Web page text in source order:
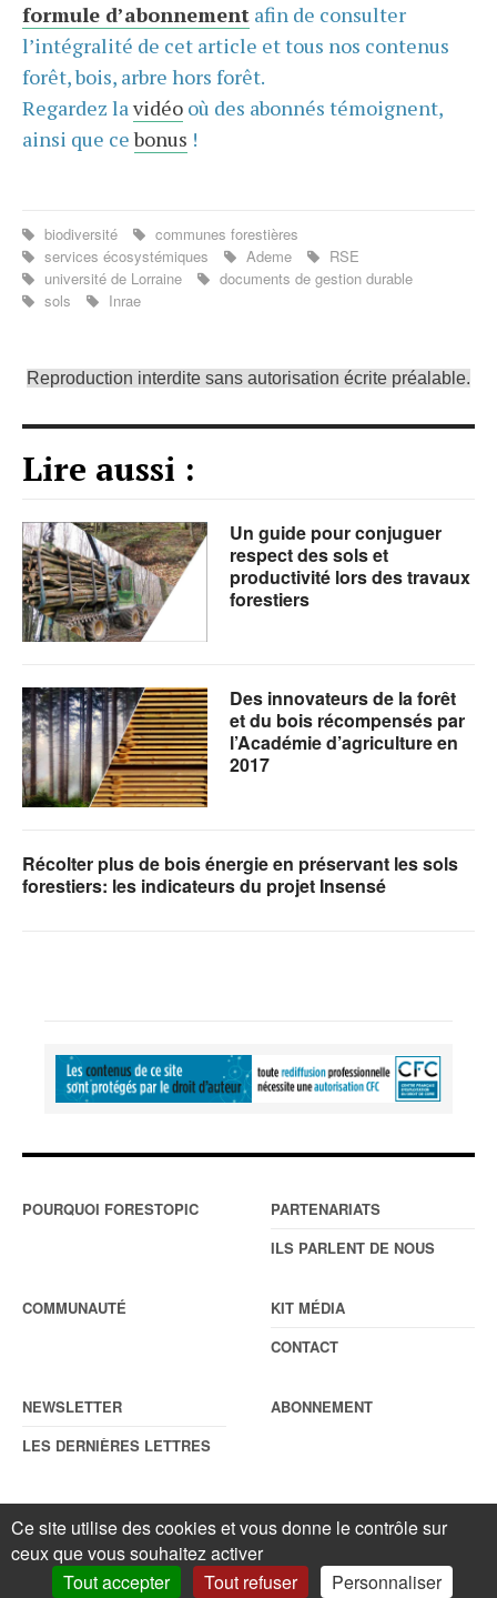
formule d’abonnement afin de consulter
l’intégralité de cet article et tous nos contenus
forêt, bois, arbre hors forêt.
Regardez lavidéo où des abonnés témoignent,
ainsi que cebonus !
biodiversité
communes forestières
services écosystémiques
Ademe
RSE
université de Lorraine
documents de gestion durable
sols
Inrae
Reproduction interdite sans autorisation écrite préalable.
Lire aussi :
Un guide pour conjuguer
respect des sols et
productivité lors des travaux
forestiers
Des innovateurs de la forêt
et du bois récompensés par
l’Académie d’agriculture en
2017
Récolter plus de bois énergie en préservant les sols
forestiers: les indicateurs du projet Insensé
POURQUOI FORESTOPIC
PARTENARIATS
ILS PARLENT DE NOUS
COMMUNAUTÉ
KIT MÉDIA
CONTACT
NEWSLETTER
LES DERNIÈRES LETTRES
ABONNEMENT
© ForestopicMentions légales. Reproduction interdite sans autorisation
écrite préalable.Gestionnaire de cookies
Ce site utilise des cookies et vous donne le contrôle sur
ceux que vous souhaitez activer
Tout accepter
Tout refuser Personnaliser